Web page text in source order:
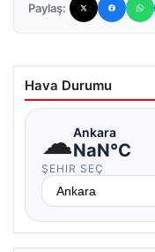
Paylaş:
Hava Durumu
☁Ankara
NaN°C
ŞEHIR SEÇ